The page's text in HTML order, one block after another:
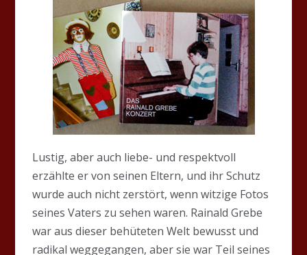
Lustig, aber auch liebe- und respektvoll
erzählte er von seinen Eltern, und ihr Schutz
wurde auch nicht zerstört, wenn witzige Fotos
seines Vaters zu sehen waren. Rainald Grebe
war aus dieser behüteten Welt bewusst und
radikal weggegangen, aber sie war Teil seines